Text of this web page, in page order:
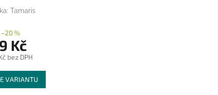
Tamaris
–20 %
Kč
bez DPH
VARIANTU